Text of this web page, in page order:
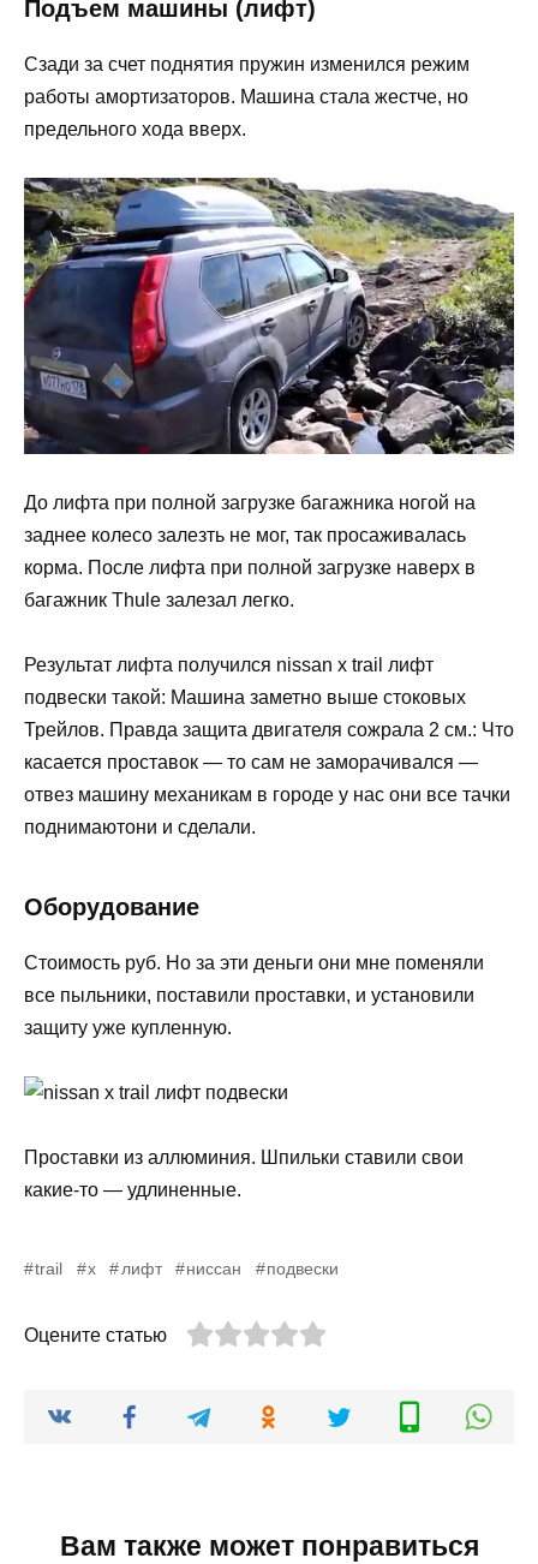
Подъем машины (лифт)
Сзади за счет поднятия пружин изменился режим
работы амортизаторов. Машина стала жестче, но
предельного хода вверх.
До лифта при полной загрузке багажника ногой на
заднее колесо залезть не мог, так просаживалась
корма. После лифта при полной загрузке наверх в
багажник Thule залезал легко.
Результат лифта получился nissan x trail лифт
подвески такой: Машина заметно выше стоковых
Трейлов. Правда защита двигателя сожрала 2 см.: Что
касается проставок — то сам не заморачивался —
отвез машину механикам в городе у нас они все тачки
поднимаютони и сделали.
Оборудование
Стоимость руб. Но за эти деньги они мне поменяли
все пыльники, поставили проставки, и установили
защиту уже купленную.
Проставки из аллюминия. Шпильки ставили свои
какие-то — удлиненные.
trail x лифт ниссан подвески
Оцените статью
Вам также может понравиться